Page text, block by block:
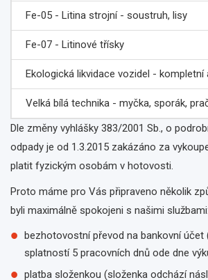
Fe-05 - Litina strojní - soustruh, lisy
Fe-07 - Litinové třísky
Ekologická likvidace vozidel -
Velká bílá technika - myčka, sporák,
Dle změny vyhlášky 383/2001 Sb., o
odpady je od 1.3.2015 zakázáno za
platit fyzickým osobám v hotovosti.
Proto máme pro Vás připraveno několik
byli maximálně spokojeni s našimi službami:
bezhotovostní převod na bankovní účet
splatností 5 pracovních dnů ode dne
platba složenkou (složenka odchází